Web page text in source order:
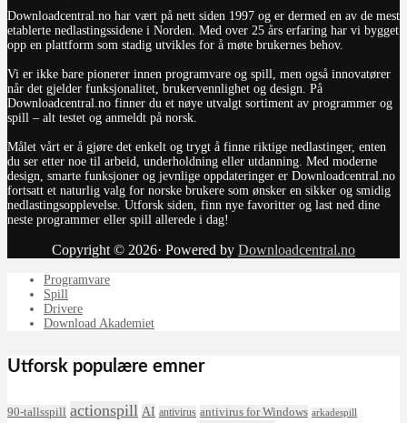
Downloadcentral.no har vært på nett siden 1997 og er dermed en av de mest
etablerte nedlastingssidene i Norden. Med over 25 års erfaring har vi bygget
opp en plattform som stadig utvikles for å møte brukernes behov.
Vi er ikke bare pionerer innen programvare og spill, men også innovatører
når det gjelder funksjonalitet, brukervennlighet og design. På
Downloadcentral.no finner du et nøye utvalgt sortiment av programmer og
spill – alt testet og anmeldt på norsk.
Målet vårt er å gjøre det enkelt og trygt å finne riktige nedlastinger, enten
du ser etter noe til arbeid, underholdning eller utdanning. Med moderne
design, smarte funksjoner og jevnlige oppdateringer er Downloadcentral.no
fortsatt et naturlig valg for norske brukere som ønsker en sikker og smidig
nedlastingsopplevelse. Utforsk siden, finn nye favoritter og last ned dine
neste programmer eller spill allerede i dag!
Copyright © 2026· Powered by Downloadcentral.no
Programvare
Spill
Drivere
Download Akademiet
Utforsk populære emner
90-tallsspill actionspill AI antivirus antivirus for Windows arkadespill